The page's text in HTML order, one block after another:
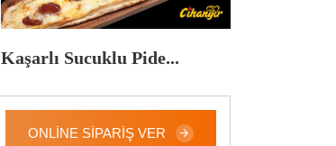
Kaşarlı Sucuklu Pide...
ONLINE SIPARIŞ VER